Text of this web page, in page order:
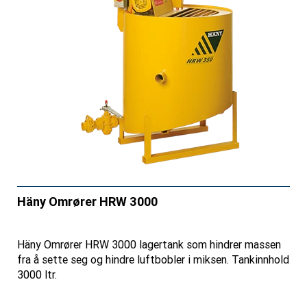
Häny Omrører HRW 3000
Häny Omrører HRW 3000 lagertank som hindrer massen
fra å sette seg og hindre luftbobler i miksen. Tankinnhold
3000 ltr.